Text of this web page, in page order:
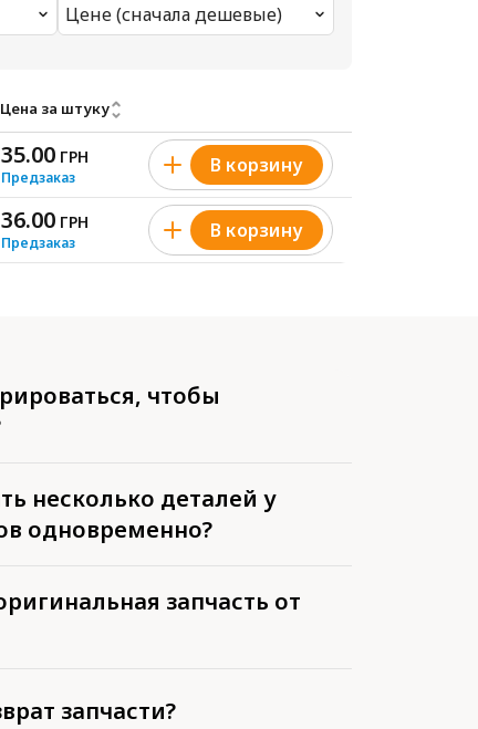
Цене (сначала дешевые)
Цена за штуку
35.00 ГРН
Предзаказ
В корзину
36.00 ГРН
Предзаказ
В корзину
чтобы
несколько деталей у
одновременно?
запчасть от
запчасти?